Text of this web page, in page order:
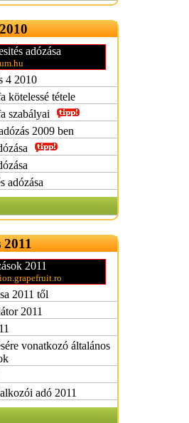
adózása
4 2010
kötelessé tétele
szabályai
2009 ben
adózása
2011
2011
2011 től
2011
vonatkozó általános
adó 2011